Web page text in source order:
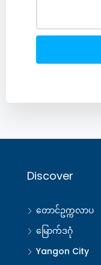
Discover
တောင်ဥက္ကလာပ
မြောက်ဒဂုံ
Yangon City